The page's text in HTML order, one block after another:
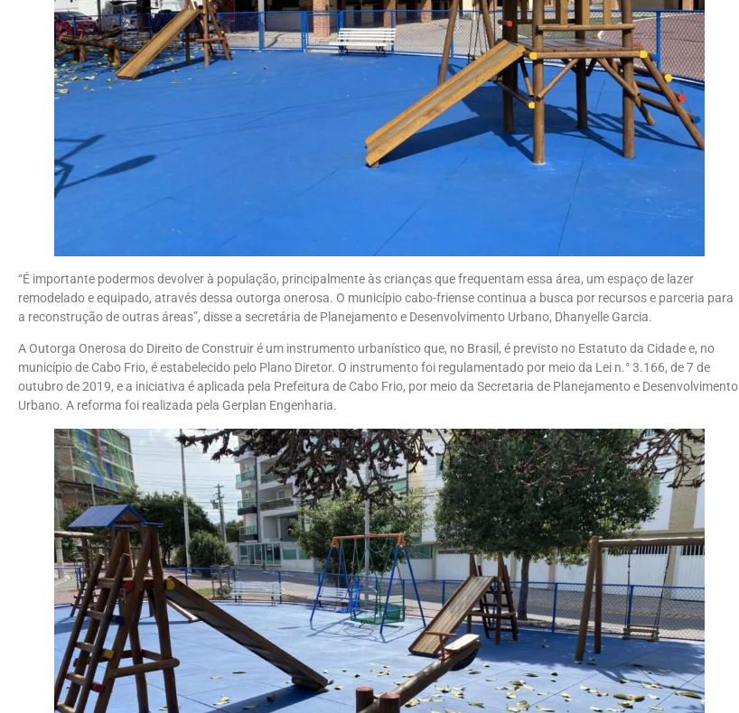
“É importante podermos devolver à população, principalmente às crianças que frequentam essa área, um espaço de lazer
remodelado e equipado, através dessa outorga onerosa. O município cabo-friense continua a busca por recursos e parceria para
a reconstrução de outras áreas”, disse a secretária de Planejamento e Desenvolvimento Urbano, Dhanyelle Garcia.
A Outorga Onerosa do Direito de Construir é um instrumento urbanístico que, no Brasil, é previsto no Estatuto da Cidade e, no
município de Cabo Frio, é estabelecido pelo Plano Diretor. O instrumento foi regulamentado por meio da Lei n.° 3.166, de 7 de
outubro de 2019, e a iniciativa é aplicada pela Prefeitura de Cabo Frio, por meio da Secretaria de Planejamento e Desenvolvimento
Urbano. A reforma foi realizada pela Gerplan Engenharia.